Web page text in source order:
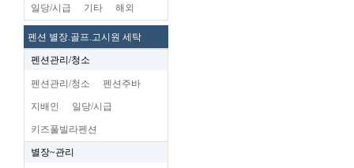
일당/시급 기타 해외
펜션 별장.골프.고시원 세탁
펜션관리/청소
펜션관리/청소 펜션주바
지배인 일당/시급
키즈풀빌라펜션
별장~관리